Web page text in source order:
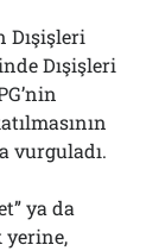
Dışişleri
Dışişleri
vurguladı.
ya da
yerine,